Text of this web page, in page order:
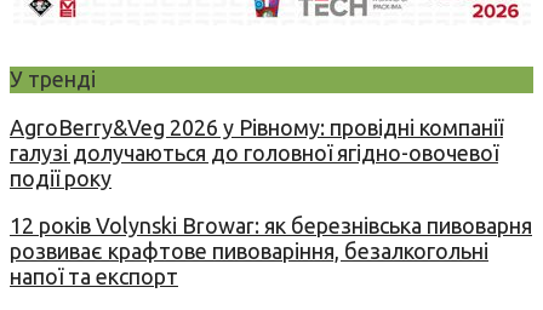
У тренді
AgroBerry&Veg 2026 у Рівному: провідні компанії
галузі долучаються до головної ягідно-овочевої
події року
12 років Volynski Browar: як березнівська пивоварня
розвиває крафтове пивоваріння, безалкогольні
напої та експорт